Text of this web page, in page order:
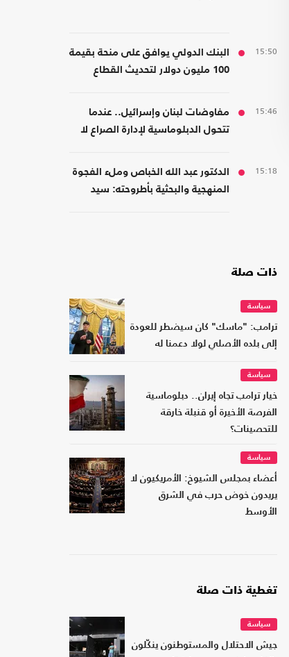
15:50
البنك الدولي يوافق على منحة بقيمة
100 مليون دولار لتحديث القطاع
15:46
مفاوضات لبنان وإسرائيل.. عندما
تتحول الدبلوماسية لإدارة الصراع لا
15:18
الدكتور عبد الله الخباص وملء الفجوة
المنهجية والبحثية بأطروحته: سيد
ذات صلة
سياسة
ترامب: "ماسك" كان سيضطر للعودة
إلى بلده الأصلي لولا دعمنا له
سياسة
خيار ترامب تجاه إيران.. دبلوماسية
الفرصة الأخيرة أو قنبلة خارقة
للتحصينات؟
سياسة
أعضاء بمجلس الشيوخ: الأمريكيون لا
يريدون خوض حرب في الشرق
الأوسط
تغطية ذات صلة
سياسة
جيش الاحتلال والمستوطنون ينكّلون